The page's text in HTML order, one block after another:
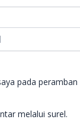
pada
melalui surel.